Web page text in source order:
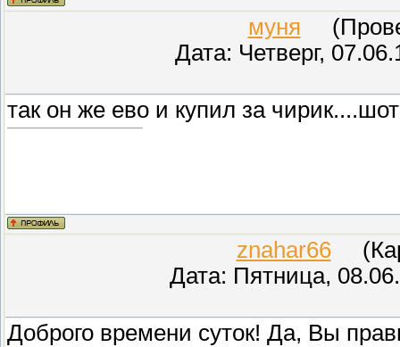
муня
Дата: Четверг,
так он же ево и купил за
znahar66
Дата: Пятница,
Доброго времени суток! Да, Вы